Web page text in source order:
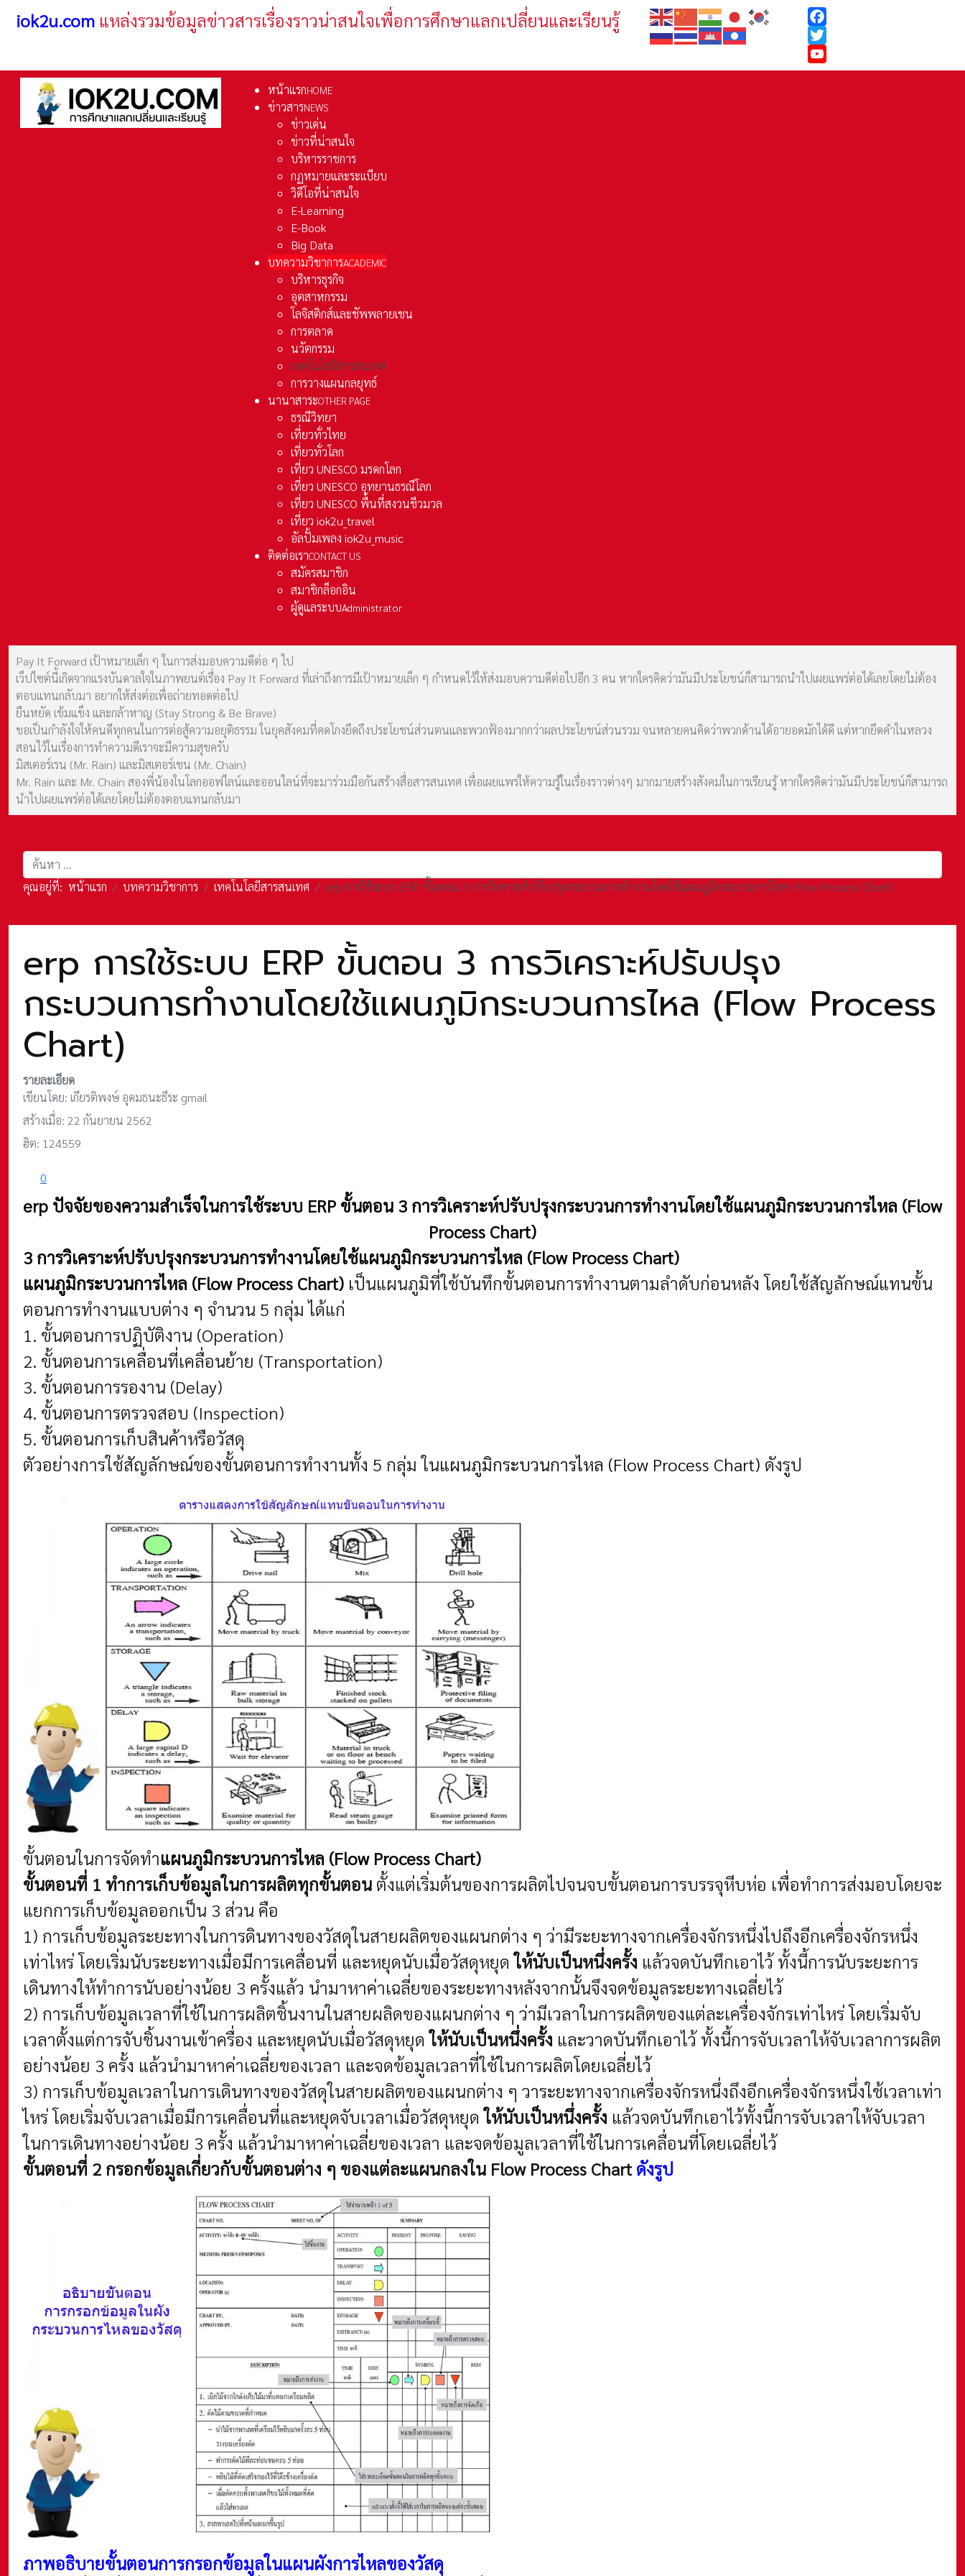
iok2u.com แหล่งรวมข้อมูลข่าวสารเรื่องราวน่าสนใจเพื่อการศึกษาแลกเปลี่ยนและเรียนรู้
Facebook
Twitter
YouTube
หน้าแรกHOME
ข่าวสารNEWS
ข่าวเด่น
ข่าวที่น่าสนใจ
บริหารราชการ
กฏหมายและระเเบียบ
วิดีโอที่น่าสนใจ
E-Learning
E-Book
Big Data
บทความวิชาการACADEMIC
บริหารธุรกิจ
อุตสาหกรรม
โลจิสติกส์และชัพพลายเชน
การตลาด
นวัตกรรม
เทคโนโลยีสารสนเทศ
การวางแผนกลยุทธ์
นานาสาระOTHER PAGE
ธรณีวิทยา
เที่ยวทั่วไทย
เที่ยวทั่วโลก
เที่ยว UNESCO มรดกโลก
เที่ยว UNESCO อุทยานธรณีโลก
เที่ยว UNESCO พื้นที่สงวนชีวมวล
เที่ยว iok2u_travel
อัลปั้มเพลง iok2u_music
ติดต่อเราCONTACT US
สมัครสมาชิก
สมาชิกล็อกอิน
ผู้ดูแลระบบAdministrator
Pay It Forward เป้าหมายเล็ก ๆ ในการส่งมอบความดีต่อ ๆ ไป
เว็ปไซต์นี้เกิดจากแรงบันดาลใจในภาพยนต์เรื่อง Pay It Forward ที่เล่าถึงการมีเป้าหมายเล็ก ๆ กำหนดไว้ให้ส่งมอบความดีต่อไปอีก 3 คน หากใครคิดว่ามันมีประโยชน์ก็สามารถนำไปเผยแพร่ต่อได้เลยโดยไม่ต้อง
ตอบแทนกลับมา อยากให้ส่งต่อเพื่อถ่ายทอดต่อไป
ยืนหยัด เข้มแข็ง และกล้าหาญ (Stay Strong & Be Brave)
ขอเป็นกำลังใจให้คนดีทุกคนในการต่อสู้ความอยุติธรรม ในยุคสังคมที่คดโกงยึดถึงประโยชน์ส่วนตนและพวกฟ้องมากกว่าผลประโยชน์ส่วนรวม จนหลายคนคิดว่าพวกด้านได้อายอดมักได้ดี แต่หากยึดคำในหลวง
สอนไว้ในเรื่องการทำความดีเราจะมีความสุขครับ
มิสเตอร์เรน (Mr. Rain) และมิสเตอร์เชน (Mr. Chain)
Mr. Rain และ Mr. Chain สองพี่น้องในโลกออฟไลน์และออนไลน์ที่จะมาร่วมมือกันสร้างสื่อสารสนเทศ เพื่อเผยแพร่ให้ความรู้ในเรื่องราวต่างๆ มากมายสร้างสังคมในการเรียนรู้ หากใครคิดว่ามันมีประโยชน์ก็สามารถ
นำไปเผยแพร่ต่อได้เลยโดยไม่ต้องตอบแทนกลับมา
การค้นหา
คุณอยู่ที่: หน้าแรก บทความวิชาการ เทคโนโลยีสารสนเทศ erp การใช้ระบบ ERP ขั้นตอน 3 การวิเคราะห์ปรับปรุงกระบวนการทำงานโดยใช้แผนภูมิกระบวนการไหล (Flow Process Chart)
erp การใช้ระบบ ERP ขั้นตอน 3 การวิเคราะห์ปรับปรุง
กระบวนการทำงานโดยใช้แผนภูมิกระบวนการไหล (Flow Process
Chart)
รายละเอียด
เขียนโดย: เกียรติพงษ์ อุดมธนะธีระ gmail
สร้างเมื่อ: 22 กันยายน 2562
ฮิต: 124559
0
erp ปัจจัยของความสำเร็จในการใช้ระบบ ERP ขั้นตอน 3 การวิเคราะห์ปรับปรุงกระบวนการทำงานโดยใช้แผนภูมิกระบวนการไหล (Flow
Process Chart)
3 การวิเคราะห์ปรับปรุงกระบวนการทำงานโดยใช้แผนภูมิกระบวนการไหล (Flow Process Chart)
แผนภูมิกระบวนการไหล (Flow Process Chart) เป็นแผนภูมิที่ใช้บันทึกขั้นตอนการทำงานตามลำดับก่อนหลัง โดยใช้สัญลักษณ์แทนขั้น
ตอนการทำงานแบบต่าง ๆ จำนวน 5 กลุ่ม ได้แก่
1. ขั้นตอนการปฏิบัติงาน (Operation)
2. ขั้นตอนการเคลื่อนที่เคลื่อนย้าย (Transportation)
3. ขั้นตอนการรองาน (Delay)
4. ขั้นตอนการตรวจสอบ (Inspection)
5. ขั้นตอนการเก็บสินค้าหรือวัสดุ
ตัวอย่างการใช้สัญลักษณ์ของขั้นตอนการทำงานทั้ง 5 กลุ่ม ในแผนภูมิกระบวนการไหล (Flow Process Chart) ดังรูป
ขั้นตอนในการจัดทำแผนภูมิกระบวนการไหล (Flow Process Chart)
ขั้นตอนที่ 1 ทำการเก็บข้อมูลในการผลิตทุกขั้นตอน ตั้งแต่เริ่มต้นของการผลิตไปจนจบขั้นตอนการบรรจุหีบห่อ เพื่อทำการส่งมอบโดยจะ
แยกการเก็บข้อมูลออกเป็น 3 ส่วน คือ
1) การเก็บข้อมูลระยะทางในการดินทางของวัสดุในสายผลิตของแผนกต่าง ๆ ว่ามีระยะทางจากเครื่องจักรหนึ่งไปถึงอีกเครื่องจักรหนึ่ง
เท่าไหร่ โดยเริ่มนับระยะทางเมื่อมีการเคลื่อนที่ และหยุดนับเมื่อวัสดุหยุด ให้นับเป็นหนึ่งครั้ง แล้วจดบันทึกเอาไว้ ทั้งนี้การนับระยะการ
เดินทางให้ทำการนับอย่างน้อย 3 ครั้งแล้ว นำมาหาค่าเฉลี่ยของระยะทางหลังจากนั้นจึงจดข้อมูลระยะทางเฉลี่ยไว้
2) การเก็บข้อมูลเวลาที่ใช้ในการผลิตชิ้นงานในสายผลิดของแผนกต่าง ๆ ว่ามีเวลาในการผลิตของแต่ละเครื่องจักรเท่าไหร่ โดยเริ่มจับ
เวลาตั้งแต่การจับชิ้นงานเข้าครื่อง และหยุดนับเมื่อวัสดุหยุดให้นับเป็นหนึ่งครั้ง และวาดบันทึกเอาไว้ ทั้งนี้การจับเวลาให้จับเวลาการผลิต
อย่างน้อย 3 ครั้ง แล้วนำมาหาค่าเฉลี่ยของเวลา และจดข้อมูลเวลาที่ใช้ในการผลิตโดยเฉลี่ยไว้
3) การเก็บข้อมูลเวลาในการเดินทางของวัสดุในสายผลิตของแผนกต่าง ๆ วาระยะทางจากเครื่องจักรหนึ่งถึงอีกเครื่องจักรหนึ่งใช้เวลาเท่า
ไหร่ โดยเริ่มจับเวลาเมื่อมีการเคลื่อนที่และหยุดจับเวลาเมื่อวัสดุหยุดให้นับเป็นหนึ่งครั้ง แล้วจดบันทึกเอาไว้ทั้งนี้การจับเวลาให้จับเวลา
ในการเดินทางอย่างน้อย 3 ครั้ง แล้วนำมาหาค่าเฉลี่ยของเวลา และจดข้อมูลเวลาที่ใช้ในการเคลื่อนที่โดยเฉลี่ยไว้
ขั้นตอนที่ 2 กรอกข้อมูลเกี่ยวกับขั้นตอนต่าง ๆ ของแต่ละแผนกลงใน Flow Process Chart ดังรูป
ภาพอธิบายขั้นตอนการกรอกข้อมูลในแผนผังการไหลของวัสดุ